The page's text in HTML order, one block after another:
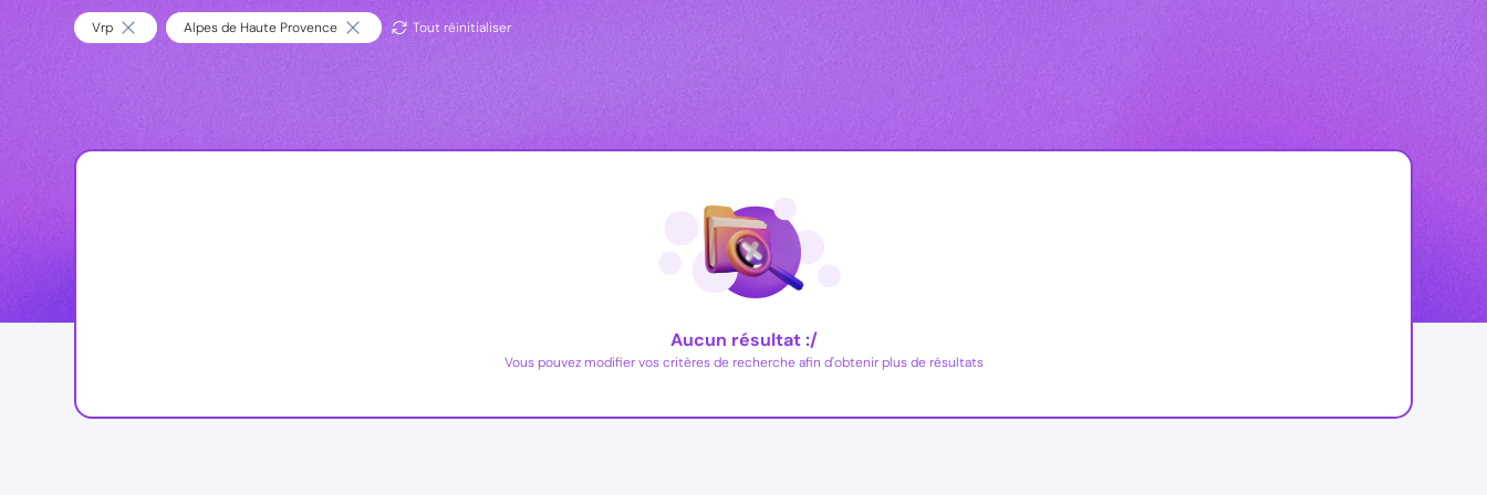
Vrp Alpes de Haute Provence Tout réinitialiser
Aucun résultat :/
Vous pouvez modifier vos critères de recherche afin d'obtenir plus de résultats